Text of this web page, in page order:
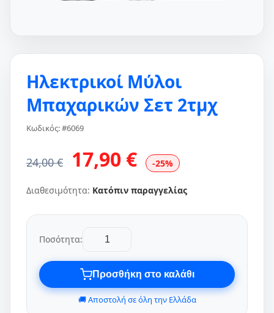
Ηλεκτρικοί Μύλοι
Μπαχαρικών Σετ 2τμχ
Κωδικός: #6069
24,00 € 17,90 € -25%
Διαθεσιμότητα: Κατόπιν παραγγελίας
Ποσότητα:
Προσθήκη στο καλάθι
🚚 Αποστολή σε όλη την Ελλάδα